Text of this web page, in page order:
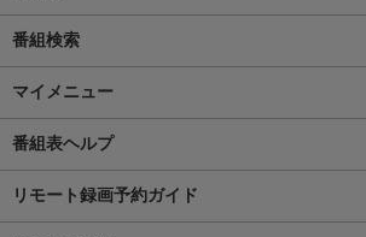
番組検索
マイメニュー
番組表ヘルプ
リモート録画予約ガイド